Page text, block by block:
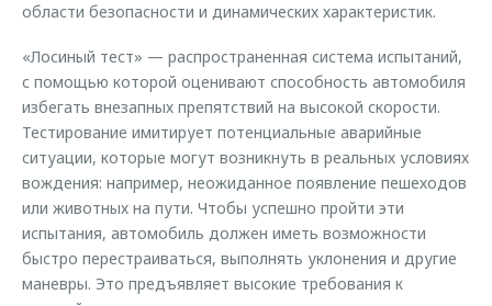
области безопасности и динамических характеристик.
«Лосиный тест» — распространенная система испытаний,
с помощью которой оценивают способность автомобиля
избегать внезапных препятствий на высокой скорости.
Тестирование имитирует потенциальные аварийные
ситуации, которые могут возникнуть в реальных условиях
вождения: например, неожиданное появление пешеходов
или животных на пути. Чтобы успешно пройти эти
испытания, автомобиль должен иметь возможности
быстро перестраиваться, выполнять уклонения и другие
маневры. Это предъявляет высокие требования к